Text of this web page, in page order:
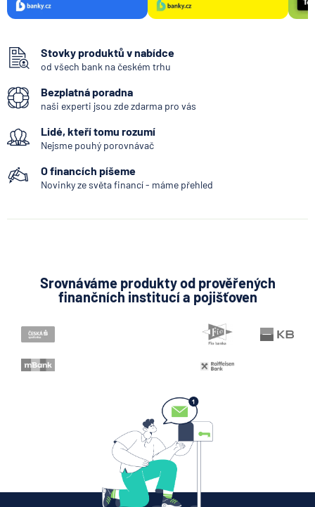
Stovky produktů v nabídce
od všech bank na českém trhu
Bezplatná poradna
naši experti jsou zde zdarma pro vás
Lidé, kteří tomu rozumí
Nejsme pouhý porovnávač
O financích píšeme
Novinky ze světa financí - máme přehled
Srovnáváme produkty od prověřených
finančních institucí a pojišťoven